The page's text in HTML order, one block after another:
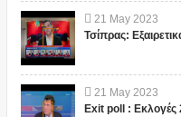
21 May 2023
Τσίπρας:
21 May 2023
Exit poll : Εκλογές